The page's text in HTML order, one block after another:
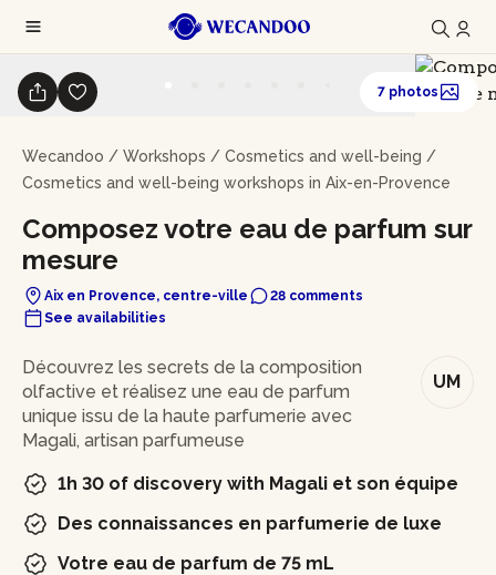
Wecandoo / Workshops / Cosmetics and well-being /
Cosmetics and well-being workshops in Aix-en-Provence
Composez votre eau de parfum sur
mesure
Aix en Provence, centre-ville
28 comments
See availabilities
7 photos
In brief
UM
Découvrez les secrets de la composition
olfactive et réalisez une eau de parfum
unique issu de la haute parfumerie avec
Magali, artisan parfumeuse
1h 30 of discovery with Magali et son équipe
Des connaissances en parfumerie de luxe
Votre eau de parfum de 75 mL